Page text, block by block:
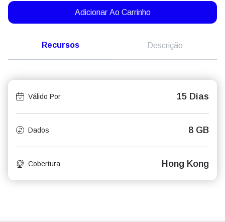
Adicionar Ao Carrinho
Recursos Descrição
Válido Por 15 Dias
Dados 8 GB
Cobertura Hong Kong